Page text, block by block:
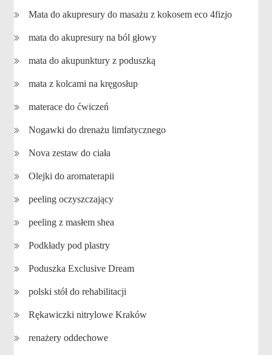
Mata do akupresury do masażu z kokosem eco 4fizjo
mata do akupresury na ból głowy
mata do akupunktury z poduszką
mata z kolcami na kręgosłup
materace do ćwiczeń
Nogawki do drenażu limfatycznego
Nova zestaw do ciała
Olejki do aromaterapii
peeling oczyszczający
peeling z masłem shea
Podkłady pod plastry
Poduszka Exclusive Dream
polski stół do rehabilitacji
Rękawiczki nitrylowe Kraków
renażery oddechowe